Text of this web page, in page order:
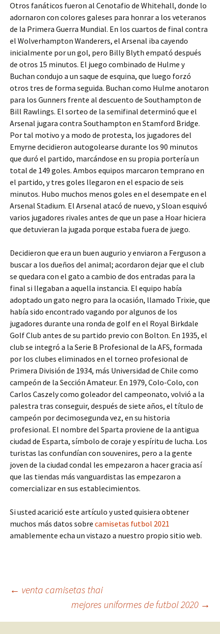
Otros fanáticos fueron al Cenotafio de Whitehall, donde lo
adornaron con colores galeses para honrar a los veteranos
de la Primera Guerra Mundial. En los cuartos de final contra
el Wolverhampton Wanderers, el Arsenal iba cayendo
inicialmente por un gol, pero Billy Blyth empató después
de otros 15 minutos. El juego combinado de Hulme y
Buchan condujo a un saque de esquina, que luego forzó
otros tres de forma seguida. Buchan como Hulme anotaron
para los Gunners frente al descuento de Southampton de
Bill Rawlings. El sorteo de la semifinal determinó que el
Arsenal jugara contra Southampton en Stamford Bridge.
Por tal motivo y a modo de protesta, los jugadores del
Emyrne decidieron autogolearse durante los 90 minutos
que duró el partido, marcándose en su propia portería un
total de 149 goles. Ambos equipos marcaron temprano en
el partido, y tres goles llegaron en el espacio de seis
minutos. Hubo muchos menos goles en el desempate en el
Arsenal Stadium. El Arsenal atacó de nuevo, y Sloan esquivó
varios jugadores rivales antes de que un pase a Hoar hiciera
que detuvieran la jugada porque estaba fuera de juego.
Decidieron que era un buen augurio y enviaron a Ferguson a
buscar a los dueños del animal; acordaron dejar que el club
se quedara con el gato a cambio de dos entradas para la
final si llegaban a aquella instancia. El equipo había
adoptado un gato negro para la ocasión, llamado Trixie, que
había sido encontrado vagando por algunos de los
jugadores durante una ronda de golf en el Royal Birkdale
Golf Club antes de su partido previo con Bolton. En 1935, el
club se integró a la Serie B Profesional de la AFS, formada
por los clubes eliminados en el torneo profesional de
Primera División de 1934, más Universidad de Chile como
campeón de la Sección Amateur. En 1979, Colo-Colo, con
Carlos Caszely como goleador del campeonato, volvió a la
palestra tras conseguir, después de siete años, el título de
campeón por decimosegunda vez, en su historia
profesional. El nombre del Sparta proviene de la antigua
ciudad de Esparta, símbolo de coraje y espíritu de lucha. Los
turistas las confundían con souvenires, pero a la gente
joven de la ciudad condal les empezaron a hacer gracia así
que las tiendas más vanguardistas las empezaron a
comercializar en sus establecimientos.
Si usted acarició este artículo y usted quisiera obtener
muchos más datos sobre camisetas futbol 2021
amablemente echa un vistazo a nuestro propio sitio web.
Navegación
de
← venta camisetas thai
mejores uniformes de futbol 2020 →